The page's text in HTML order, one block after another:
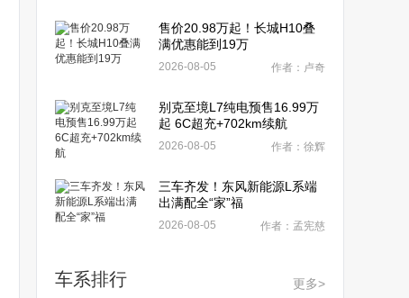
售价20.98万起！长城H10叠
满优惠能到19万
2026-08-05 作者：卢奇
别克至境L7纯电预售16.99万
起 6C超充+702km续航
2026-08-05 作者：徐辉
三车齐发！东风新能源L系端
出满配全“家”福
2026-08-05 作者：孟宪慈
车系排行 更多>